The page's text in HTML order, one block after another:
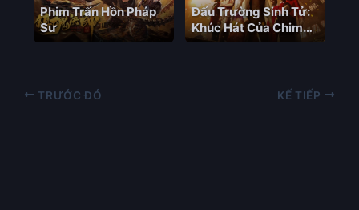
Phim Trấn Hồn Pháp
Sư
Đấu Trường Sinh Tử:
Khúc Hát Của Chim
Ca Và Rắn Độc
TRƯỚC ĐÓ KẾ TIẾP